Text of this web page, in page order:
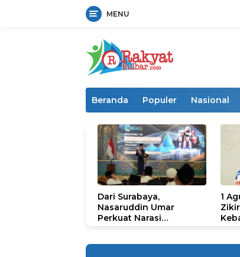
MENU
Beranda Populer Nasional
Dari Surabaya,
Nasaruddin Umar
Perkuat Narasi
1